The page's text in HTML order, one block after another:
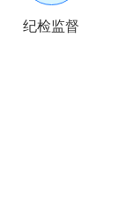
纪检监督